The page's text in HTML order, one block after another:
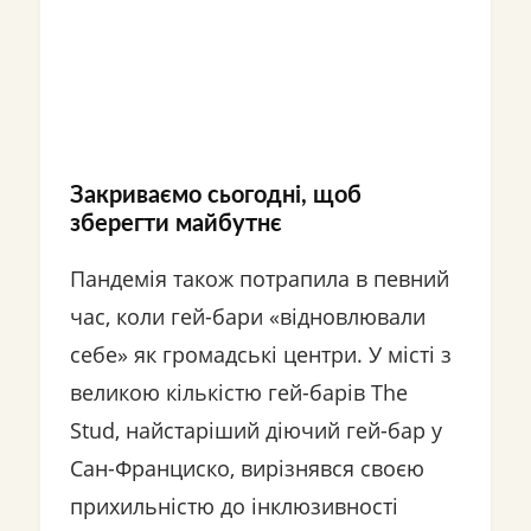
Закриваємо сьогодні, щоб
зберегти майбутнє
Пандемія також потрапила в певний
час, коли гей-бари «відновлювали
себе» як громадські центри. У місті з
великою кількістю гей-барів The
Stud, найстаріший діючий гей-бар у
Сан-Франциско, вирізнявся своєю
прихильністю до інклюзивності